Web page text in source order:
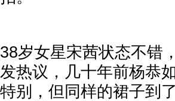
38岁女星宋茜状态不错
发热议，几十年前杨恭
特别，但同样的裙子到